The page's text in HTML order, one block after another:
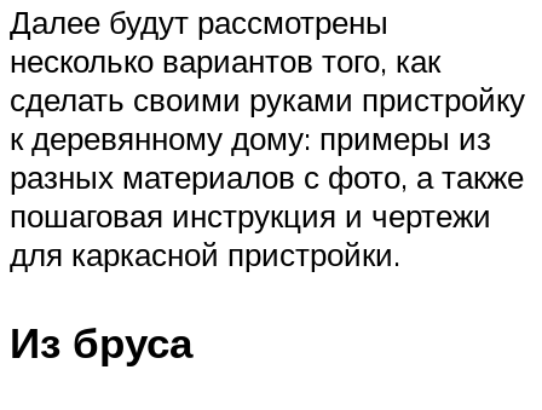
Далее будут рассмотрены
несколько вариантов того, как
сделать своими руками пристройку
к деревянному дому: примеры из
разных материалов с фото, а также
пошаговая инструкция и чертежи
для каркасной пристройки.
Из бруса